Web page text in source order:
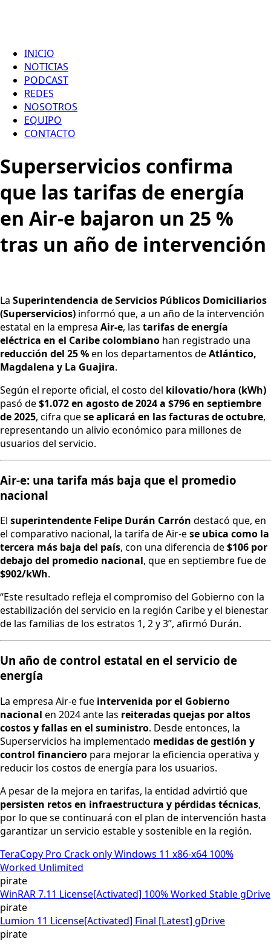
INICIO
NOTICIAS
PODCAST
REDES
NOSOTROS
EQUIPO
CONTACTO
Superservicios confirma
que las tarifas de energía
en Air-e bajaron un 25 %
tras un año de intervención
La Superintendencia de Servicios Públicos Domiciliarios
(Superservicios) informó que, a un año de la intervención
estatal en la empresa Air-e, las tarifas de energía
eléctrica en el Caribe colombiano han registrado una
reducción del 25 %en los departamentos deAtlántico,
Magdalena y La Guajira.
Según el reporte oficial, el costo del kilovatio/hora (kWh)
pasó de$1.072 en agosto de 2024 a $796 en septiembre
de 2025, cifra quese aplicará en las facturas de octubre,
representando un alivio económico para millones de
usuarios del servicio.
Air-e: una tarifa más baja que el promedio
nacional
El superintendente Felipe Durán Carrón destacó que, en
el comparativo nacional, la tarifa de Air-ese ubica como la
tercera más baja del país, con una diferencia de$106 por
debajo del promedio nacional, que en septiembre fue de
$902/kWh.
“Este resultado refleja el compromiso del Gobierno con la
estabilización del servicio en la región Caribe y el bienestar
de las familias de los estratos 1, 2 y 3”, afirmó Durán.
Un año de control estatal en el servicio de
energía
La empresa Air-e fue intervenida por el Gobierno
nacional en 2024 ante las reiteradas quejas por altos
costos y fallas en el suministro. Desde entonces, la
Superservicios ha implementado medidas de gestión y
control financiero para mejorar la eficiencia operativa y
reducir los costos de energía para los usuarios.
A pesar de la mejora en tarifas, la entidad advirtió que
persisten retos en infraestructura y pérdidas técnicas,
por lo que se continuará con el plan de intervención hasta
garantizar un servicio estable y sostenible en la región.
TeraCopy Pro Crack only Windows 11 x86-x64 100%
Worked Unlimited
pirate
WinRAR 7.11 License[Activated] 100% Worked Stable gDrive
pirate
Lumion 11 License[Activated] Final [Latest] gDrive
pirate